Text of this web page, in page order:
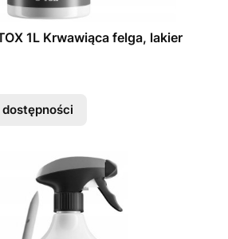
1L Krwawiąca felga, lakier